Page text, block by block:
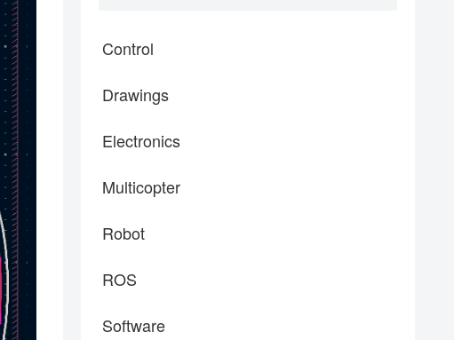
Control
Drawings
Electronics
Multicopter
Robot
ROS
Software